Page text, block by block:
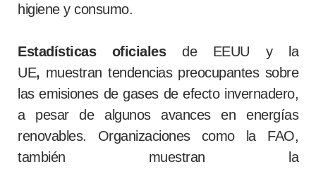
higiene y consumo.
Estadísticas oficialesde EEUU y la
UE, muestran tendencias preocupantes sobre
las emisiones de gases de efecto invernadero,
a pesar de algunos avances en energías
renovables. Organizaciones como la FAO,
también muestran la